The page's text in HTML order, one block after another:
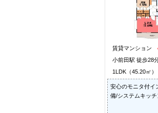
賃貸マンション
小前田駅 徒歩28
1LDK（45.20㎡）
安心のモニタ付イ
備/システムキッ